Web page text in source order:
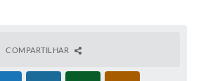
COMPARTILHAR